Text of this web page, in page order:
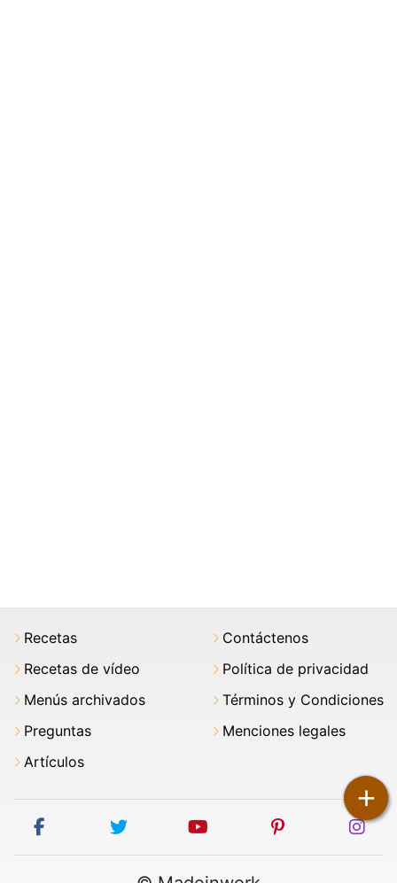
+
Recetas
Recetas de vídeo
Menús archivados
Preguntas
Artículos
Contáctenos
Política de privacidad
Términos y Condiciones
Menciones legales
facebook twitter youtube pinterest